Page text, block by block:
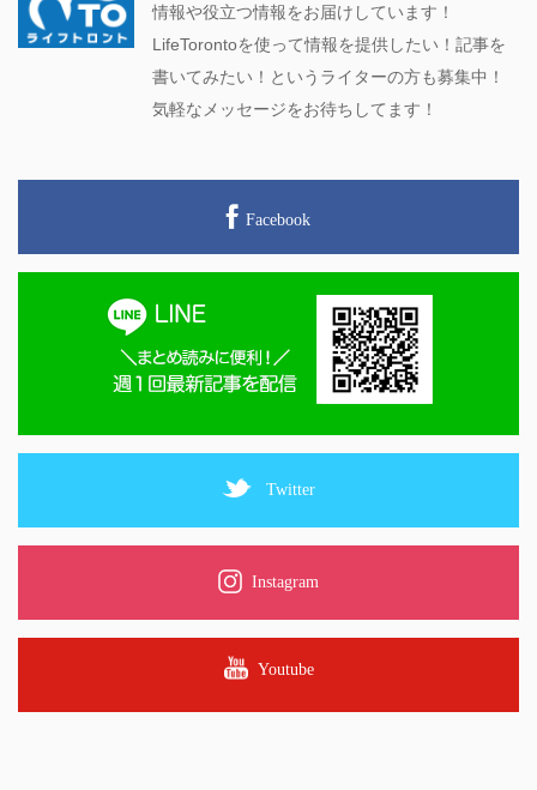
情報や役立つ情報をお届けしています！
LifeTorontoを使って情報を提供したい！記事を
書いてみたい！というライターの方も募集中！
気軽なメッセージをお待ちしてます！
Facebook
Twitter
Instagram
Youtube